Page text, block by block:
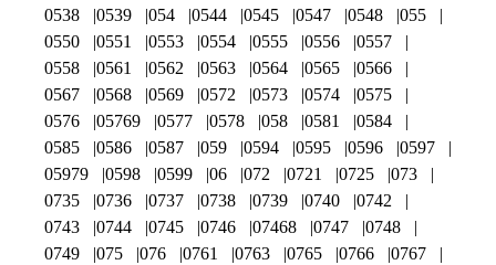
0538
0539 054 0544 0545 0547 0548
055
0550
0551 0553 0554 0555 0556
0557
0558
0561 0562 0563 0564 0565
0566
0567
0568 0569 0572 0573 0574
0575
0576
05769 0577 0578 058 0581
0584
0585
0586 0587 059 0594 0595 0596
0597
05979
0598 0599 06 072 0721 0725
073
0735
0736 0737 0738 0739 0740
0742
0743
0744 0745 0746 07468 0747
0748
0749
075 076 0761 0763 0765 0766
0767